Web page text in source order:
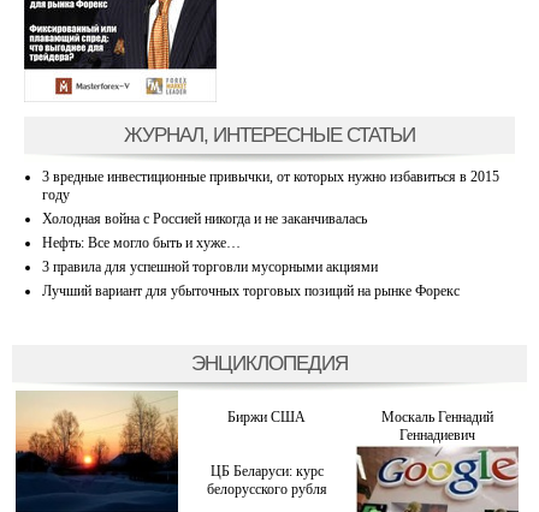
ЖУРНАЛ, ИНТЕРЕСНЫЕ СТАТЬИ
3 вредные инвестиционные привычки, от которых нужно избавиться в 2015
году
Холодная война с Россией никогда и не заканчивалась
Нефть: Все могло быть и хуже…
3 правила для успешной торговли мусорными акциями
Лучший вариант для убыточных торговых позиций на рынке Форекс
ЭНЦИКЛОПЕДИЯ
Биржи США
Москаль Геннадий
Геннадиевич
ЦБ Беларуси: курс
белорусского рубля